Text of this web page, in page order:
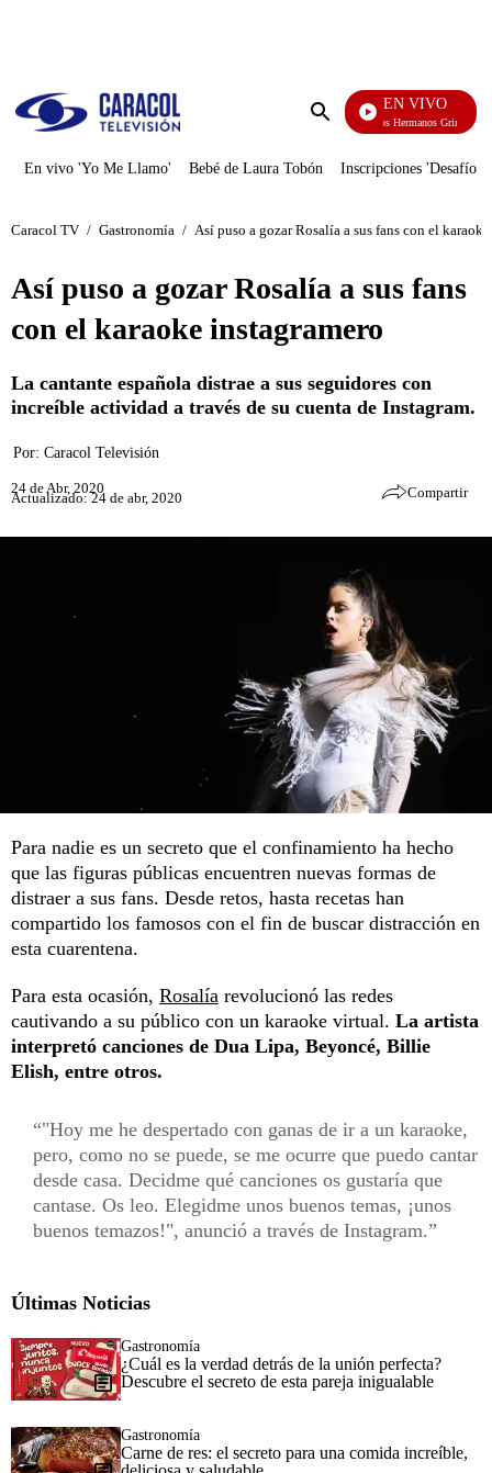
Enviar
EN VIVO
Cuentos De Los Hermanos Grimm
En vivo 'Yo Me Llamo' Bebé de Laura Tobón Inscripciones 'Desafío'
Caracol TV / Gastronomía / Así puso a gozar Rosalía a sus fans con el
Así puso a gozar Rosalía a sus fans
con el karaoke instagramero
La cantante española distrae a sus seguidores con
increíble actividad a través de su cuenta de Instagram.
Por: Caracol Televisión
24 de Abr, 2020
Actualizado: 24 de abr, 2020 Compartir
Para nadie es un secreto que el confinamiento ha hecho
que las figuras públicas encuentren nuevas formas de
distraer a sus fans. Desde retos, hasta recetas han
compartido los famosos con el fin de buscar distracción en
esta cuarentena.
Para esta ocasión, Rosalía revolucionó las redes
cautivando a su público con un karaoke virtual. La artista
interpretó canciones de Dua Lipa, Beyoncé, Billie
Elish, entre otros.
"Hoy me he despertado con ganas de ir a un karaoke,
pero, como no se puede, se me ocurre que puedo cantar
desde casa. Decidme qué canciones os gustaría que
cantase. Os leo. Elegidme unos buenos temas, ¡unos
buenos temazos!", anunció a través de Instagram.
Últimas Noticias
Gastronomía
¿Cuál es la verdad detrás de la unión perfecta?
Descubre el secreto de esta pareja inigualable
Gastronomía
Carne de res: el secreto para una comida increíble,